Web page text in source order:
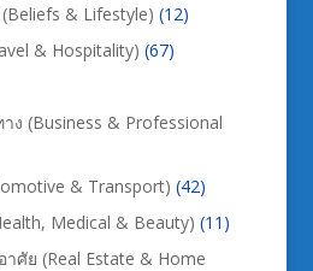
& Lifestyle) (12)
& Hospitality) (67)
ง (Business & Professional
& Transport) (42)
Medical & Beauty) (11)
ศัย (Real Estate & Home